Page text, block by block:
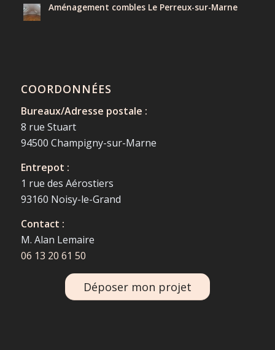
Aménagement combles Le Perreux-sur-Marne
COORDONNÉES
Bureaux/Adresse postale :
8 rue Stuart
94500 Champigny-sur-Marne
Entrepot :
1 rue des Aérostiers
93160 Noisy-le-Grand
Contact :
M. Alan Lemaire
06 13 20 61 50
Déposer mon projet